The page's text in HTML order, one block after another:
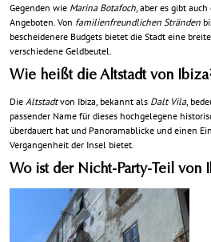
Gegenden wie Marina Botafoch , aber es gibt
Angeboten. Von familienfreundlichen Stränden
bescheidenere Budgets bietet die Stadt eine
verschiedene Geldbeutel.
Wie heißt die Altstadt von
Die Altstadtvon Ibiza, bekannt als Dalt Vila,
passender Name für dieses hochgelegene
überdauert hat und Panoramablicke und einen
Vergangenheit der Insel bietet.
Wo ist der Nicht-Party-Teil von